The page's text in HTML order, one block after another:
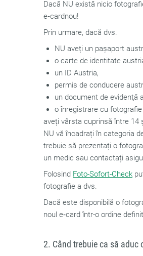
Dacă NU există nicio
e‑cardnou!
Prin urmare, dacă dvs.
NU aveți un pașaport
o carte de identitate
un ID Austria,
permis de conducere
un document de
o înregistrare cu
aveți vârsta cuprinsă între 14
NU vă încadrați în categoria
trebuie să prezentați o
un medic sau contactați
Folosind Foto-Sofort-Check
fotografie a dvs.
Dacă este disponibilă o
noul e‑card într-o ordine
2. Când trebuie ca să aduc